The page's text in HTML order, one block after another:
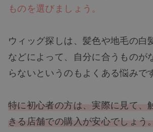
ものを選びましょう。
ウィッグ探しは、髪色や地毛の白
などによって、自分に合うものが
らないというのもよくある悩みで
特に初心者の方は、実際に見て、
きる店舗での購入が安心でしょう。